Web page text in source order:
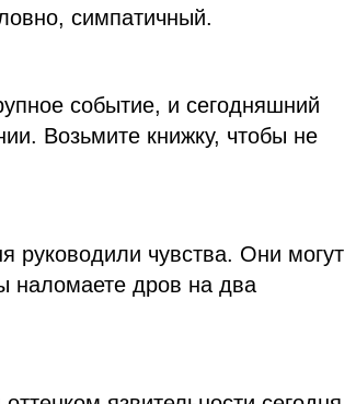
симпатичный.
событие, и сегодняшний
Возьмите книжку, чтобы не
руководили чувства. Они могут
наломаете дров на два